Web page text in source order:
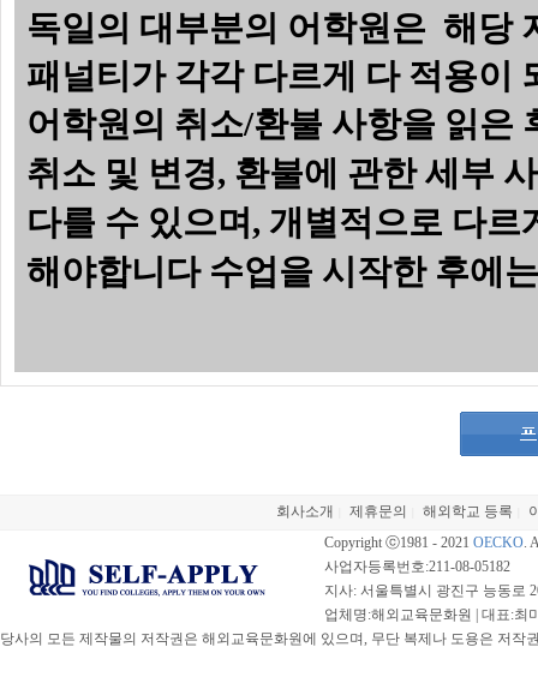
독일의 대부분의 어학원은 해당
패널티가 각각 다르게 다 적용이
어학원의 취소/환불 사항을 읽은
취소 및 변경, 환불에 관한 세부
다를 수 있으며 , 개별적으로 다르
해야합니다 수업을 시작한 후에
회사소개 제휴문의 해외학교 등록
Copyright ⓒ1981 - 2021 OECKO.
사업자등록번호:211-08-05182
지사: 서울특별시 광진구 능동로
업체명:해외교육문화원 | 대표:최
당사의 모든 제작물의 저작권은 해외교육문화원에 있으며, 무단 복제나 도용은 저